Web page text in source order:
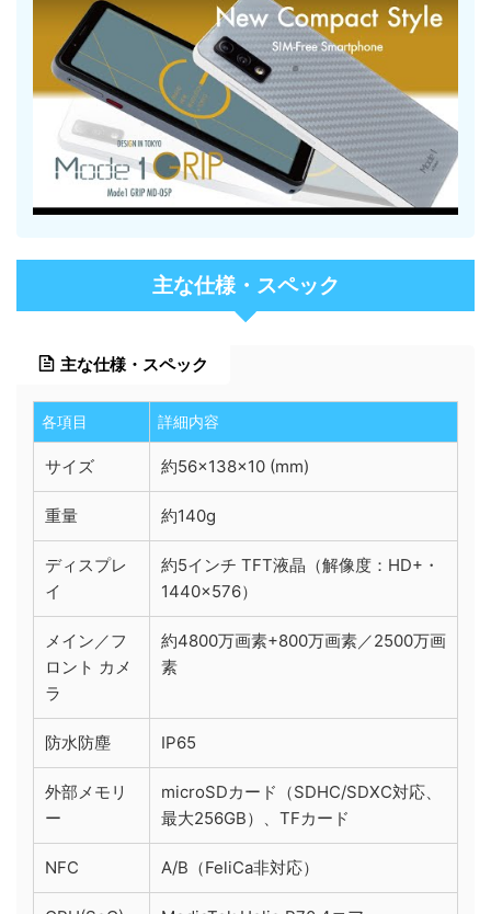
主な仕様・スペック
主な仕様・スペック
各項目 詳細内容
サイズ 約56×138×10 (mm)
重量 約140g
ディスプレ
イ
約5インチ TFT液晶（解像度：HD+・
1440×576）
メイン／フ
ロント カメ
ラ
約4800万画素+800万画素／2500万画
素
防水防塵 IP65
外部メモリ
ー
microSDカード（SDHC/SDXC対応、
最大256GB）、TFカード
NFC A/B（FeliCa非対応）